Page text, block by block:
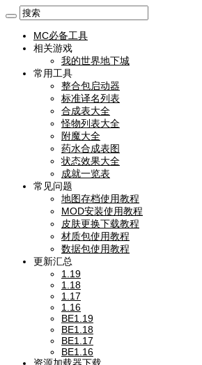
MC必备工具
相关游戏
我的世界地下城
常用工具
整合包启动器
标准译名列表
合成表大全
怪物列表大全
附魔大全
药水合成表图
状态效果大全
成就一览表
常见问题
地图存档使用教程
MOD安装使用教程
皮肤更换下载教程
材质包使用教程
数据包使用教程
更新汇总
1.19
1.18
1.17
1.16
BE1.19
BE1.18
BE1.17
BE1.16